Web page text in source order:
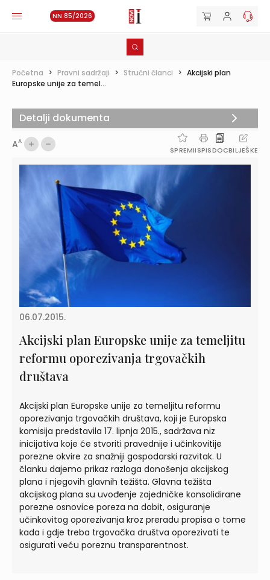
NN 85/2026
Početna > Pravni sadržaji > Stručni članci > Akcijski plan
Europske unije za temel...
AA
SPREMIISPISDOCBILJEŠKE
06.07.2015.
Akcijski plan Europske unije za temeljitu
reformu oporezivanja trgovačkih
društava
Akcijski plan Europske unije za temeljitu reformu
oporezivanja trgovačkih društava, koji je Europska
komisija predstavila 17. lipnja 2015., sadržava niz
inicijativa koje će stvoriti pravednije i učinkovitije
porezne okvire za snažniji gospodarski razvitak. U
članku dajemo prikaz razloga donošenja akcijskog
plana i njegovih glavnih težišta. Glavna težišta
akcijskog plana su uvođenje zajedničke konsolidirane
porezne osnovice poreza na dobit, osiguranje
učinkovitog oporezivanja kroz preradu propisa o tome
kada i gdje treba trgovačka društva oporezivati te
osigurati veću poreznu transparentnost.
Detalji dokumenta